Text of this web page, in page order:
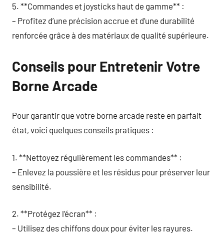
5. **Commandes et joysticks haut de gamme** :
– Profitez d’une précision accrue et d’une durabilité
renforcée grâce à des matériaux de qualité supérieure.
Conseils pour Entretenir Votre
Borne Arcade
Pour garantir que votre borne arcade reste en parfait
état, voici quelques conseils pratiques :
1. **Nettoyez régulièrement les commandes** :
– Enlevez la poussière et les résidus pour préserver leur
sensibilité.
2. **Protégez l’écran** :
– Utilisez des chiffons doux pour éviter les rayures.